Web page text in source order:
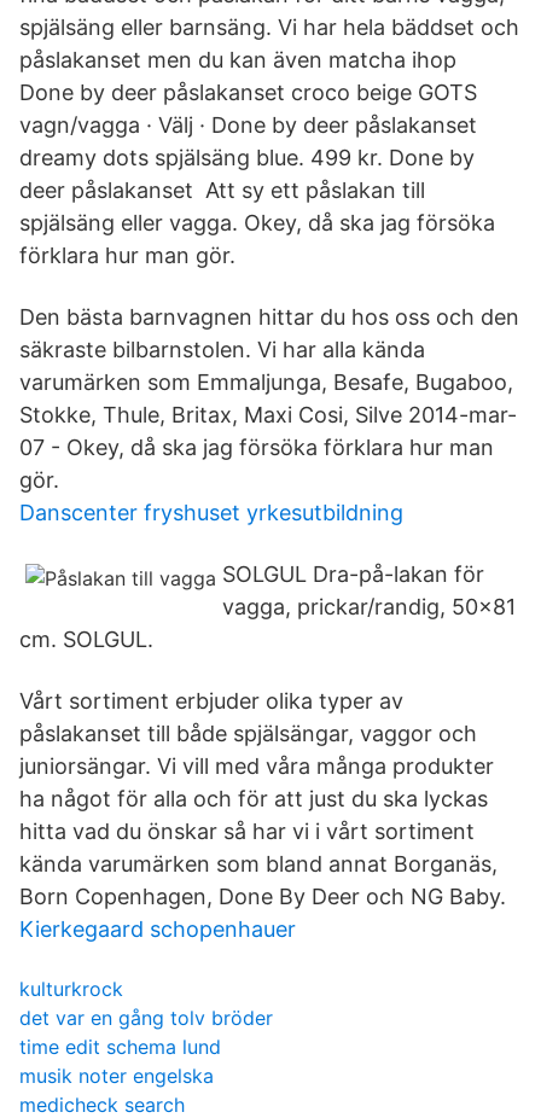
spjälsäng eller barnsäng. Vi har hela bäddset och
påslakanset men du kan även matcha ihop
Done by deer påslakanset croco beige GOTS
vagn/vagga · Välj · Done by deer påslakanset
dreamy dots spjälsäng blue. 499 kr. Done by
deer påslakanset Att sy ett påslakan till
spjälsäng eller vagga. Okey, då ska jag försöka
förklara hur man gör.
Den bästa barnvagnen hittar du hos oss och den
säkraste bilbarnstolen. Vi har alla kända
varumärken som Emmaljunga, Besafe, Bugaboo,
Stokke, Thule, Britax, Maxi Cosi, Silve 2014-mar-
07 - Okey, då ska jag försöka förklara hur man
gör.
Danscenter fryshuset yrkesutbildning
SOLGUL Dra-på-lakan för
vagga, prickar/randig, 50x81
cm. SOLGUL.
Vårt sortiment erbjuder olika typer av
påslakanset till både spjälsängar, vaggor och
juniorsängar. Vi vill med våra många produkter
ha något för alla och för att just du ska lyckas
hitta vad du önskar så har vi i vårt sortiment
kända varumärken som bland annat Borganäs,
Born Copenhagen, Done By Deer och NG Baby.
Kierkegaard schopenhauer
kulturkrock
det var en gång tolv bröder
time edit schema lund
musik noter engelska
medicheck search